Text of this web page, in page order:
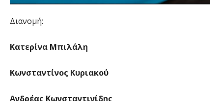
Διανομή:
Κατερίνα Μπιλάλη
Κωνσταντίνος Κυριακού
Ανδρέας Κωνσταντινίδης